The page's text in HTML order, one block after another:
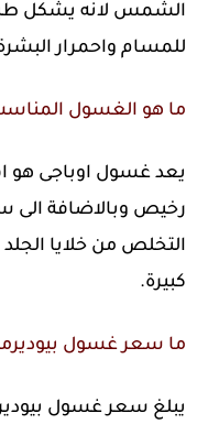
الشمس لانه يشكل
للمسام واحمرار
ما هو الغسول
يعد غسول اوباجى هو
رخيص وبالاضافة الى
التخلص من خلايا
كبيرة.
ما سعر غسول